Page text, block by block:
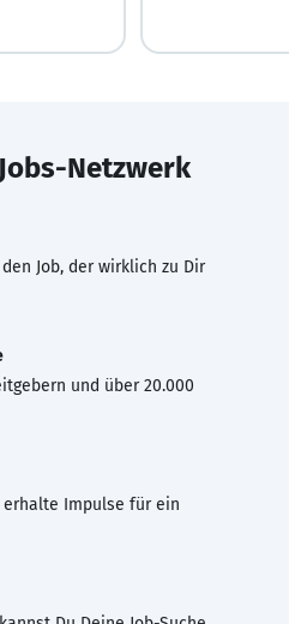
Netzwerk
Job, der wirklich zu Dir
und über 20.000
Impulse für ein